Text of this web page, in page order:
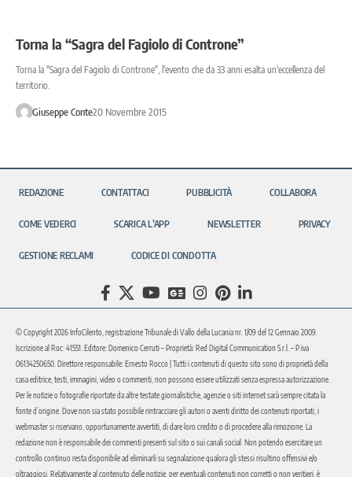
Torna la “Sagra del Fagiolo di Controne”
Torna la "Sagra del Fagiolo di Controne", l'evento che da 33 anni esalta un'eccellenza del
territorio.
Giuseppe Conte20 Novembre 2015
REDAZIONE CONTATTACI PUBBLICITÀ COLLABORA
COME VEDERCI SCARICA L’APP NEWSLETTER PRIVACY
GESTIONE RECLAMI CODICE DI CONDOTTA
© Copyright 2026 InfoCilento, registrazione Tribunale di Vallo della Lucania nr. 1/09 del 12 Gennaio 2009.
Iscrizione al Roc: 41551. Editore: Domenico Cerruti – Proprietà: Red Digital Communication S.r.l. – P.iva
06134250650. Direttore responsabile: Ernesto Rocco | Tutti i contenuti di questo sito sono di proprietà della
casa editrice, testi, immagini, video o commenti, non possono essere utilizzati senza espressa autorizzazione.
Per le notizie o fotografie riportate da altre testate giornalistiche, agenzie o siti internet sarà sempre citata la
fonte d’origine. Dove non sia stato possibile rintracciare gli autori o aventi diritto dei contenuti riportati, i
webmaster si riservano, opportunamente avvertiti, di dare loro credito o di procedere alla rimozione. La
redazione non è responsabile dei commenti presenti sul sito o sui canali social. Non potendo esercitare un
controllo continuo resta disponibile ad eliminarli su segnalazione qualora gli stessi risultino offensivi e/o
oltraggiosi. Relativamente al contenuto delle notizie, per eventuali contenuti non corretti o non veritieri, è